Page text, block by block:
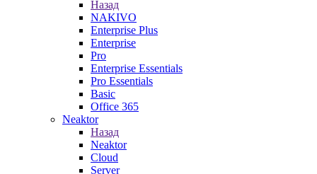
Назад
NAKIVO
Enterprise Plus
Enterprise
Pro
Enterprise Essentials
Pro Essentials
Basic
Office 365
Neaktor
Назад
Neaktor
Cloud
Server